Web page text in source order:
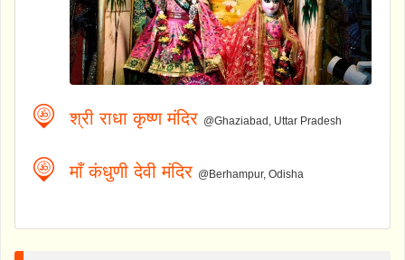
श्री राधा कृष्ण मंदिर @Ghaziabad, Uttar Pradesh
माँ कंधुणी देवी मंदिर @Berhampur, Odisha